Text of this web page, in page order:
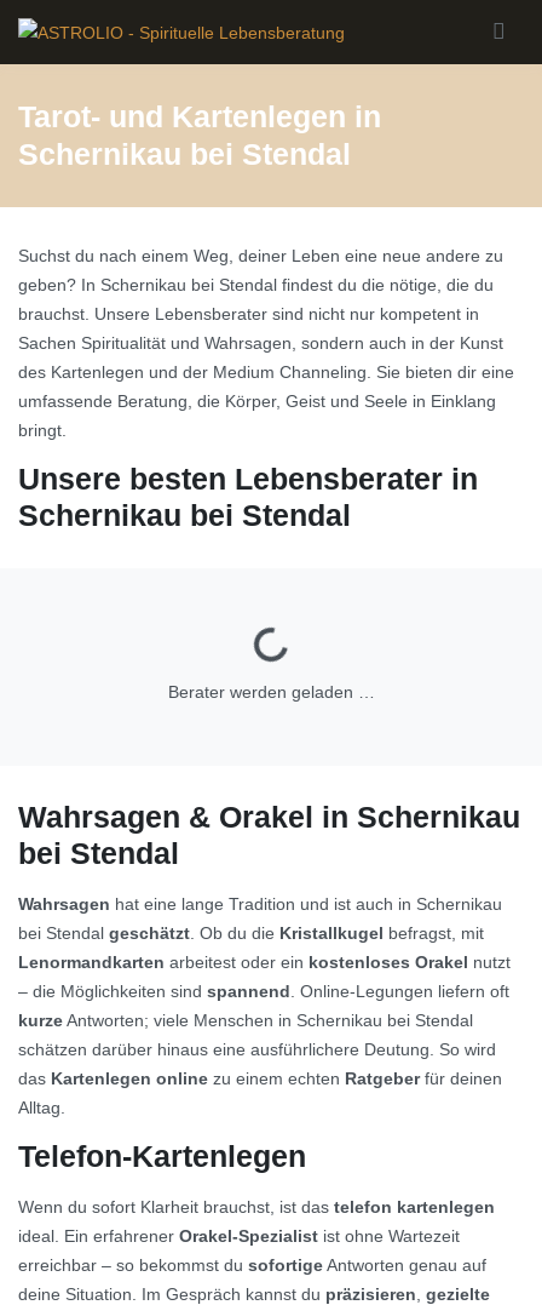
Tarot- und Kartenlegen in
Schernikau bei Stendal
Suchst du nach einem Weg, deiner Leben eine neue andere zu
geben? In Schernikau bei Stendal findest du die nötige, die du
brauchst. Unsere Lebensberater sind nicht nur kompetent in
Sachen Spiritualität und Wahrsagen, sondern auch in der Kunst
des Kartenlegen und der Medium Channeling. Sie bieten dir eine
umfassende Beratung, die Körper, Geist und Seele in Einklang
bringt.
Unsere besten Lebensberater in
Schernikau bei Stendal
Berater werden geladen …
Wahrsagen & Orakel in Schernikau
bei Stendal
Wahrsagen hat eine lange Tradition und ist auch in Schernikau
bei Stendal geschätzt . Ob du die Kristallkugel befragst, mit
Lenormandkarten arbeitest oder ein kostenloses Orakel nutzt
– die Möglichkeiten sind spannend . Online-Legungen liefern oft
kurzeAntworten; viele Menschen in Schernikau bei Stendal
schätzen darüber hinaus eine ausführlichere Deutung. So wird
das Kartenlegen online zu einem echten Ratgeberfür deinen
Alltag.
Telefon-Kartenlegen
Wenn du sofort Klarheit brauchst, ist das telefon kartenlegen
ideal. Ein erfahrener Orakel-Spezialist ist ohne Wartezeit
erreichbar – so bekommst du sofortigeAntworten genau auf
deine Situation. Im Gespräch kannst du präzisieren gezielte